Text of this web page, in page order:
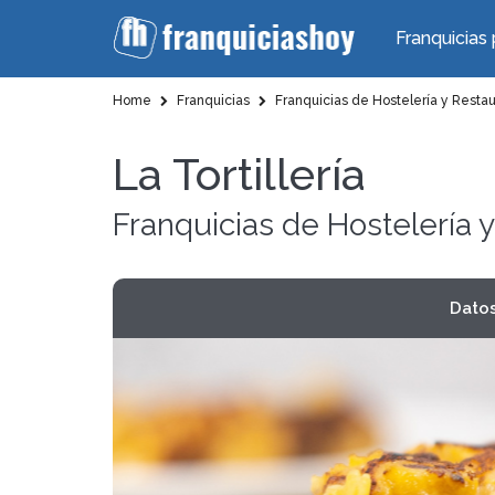
Home Franquicias Franquicias de Hostelería y
La Tortillería
Franquicias de Hostelería